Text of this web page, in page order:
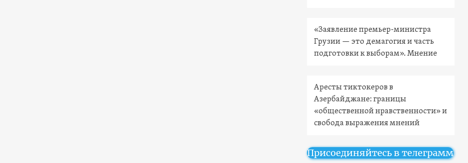
«Заявление премьер-министра
Грузии — это демагогия и часть
подготовки к выборам». Мнение
Аресты тиктокеров в
Азербайджане: границы
«общественной нравственности» и
свобода выражения мнений
Присоединяйтесь в телеграмм